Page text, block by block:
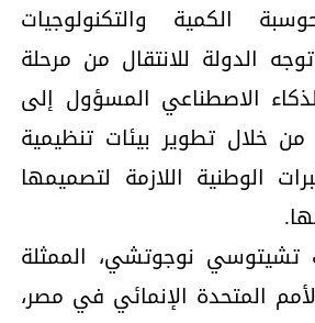
الكمية والتكنولوجيات
الدولة للانتقال من مرحلة
الاصطناعي المسؤول إلى
من خلال تطوير بيئات تنظيمية
الوطنية اللازمة لتصميمها
تشيتوسي نوجوتشي، الممثلة
المتحدة الإنمائي في مصر،